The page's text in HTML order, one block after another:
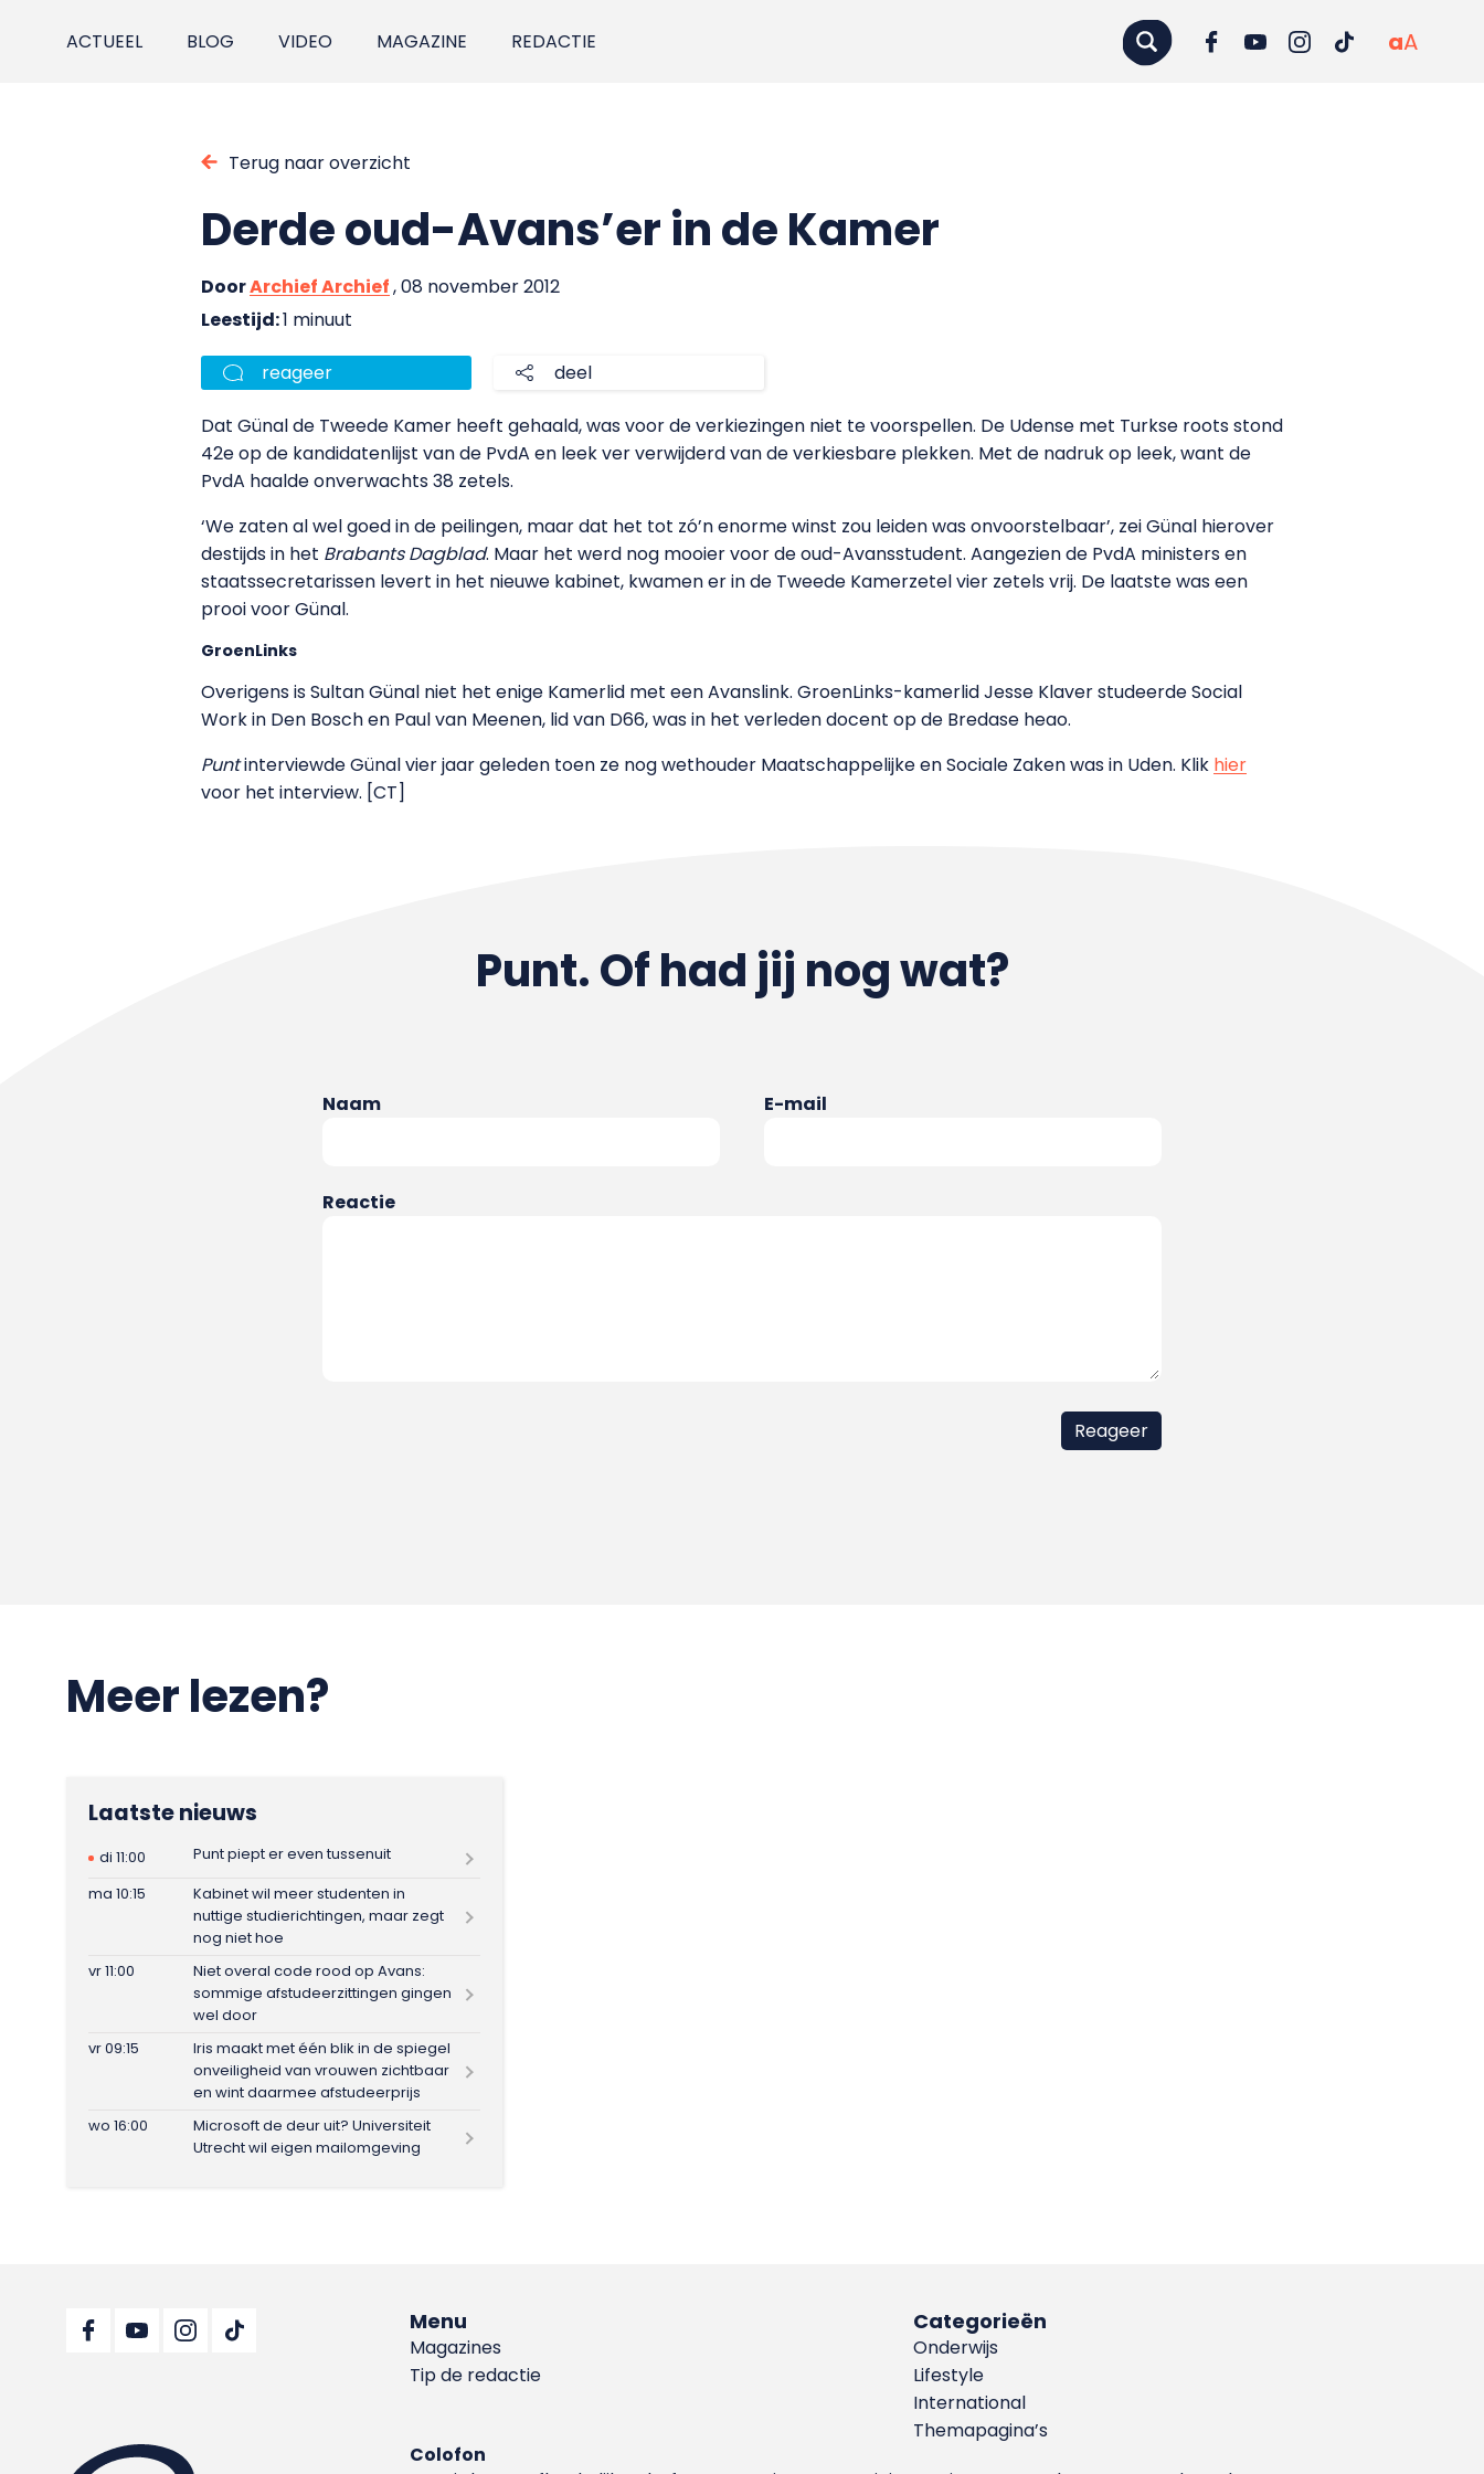
ACTUEEL BLOG VIDEO MAGAZINE REDACTIE aA
Terug naar overzicht
Derde oud-Avans’er in de Kamer
DoorArchief Archief, 08 november 2012
Leestijd:1 minuut
reageer deel
Dat Günal de Tweede Kamer heeft gehaald, was voor de verkiezingen niet te voorspellen. De Udense met Turkse roots stond
42e op de kandidatenlijst van de PvdA en leek ver verwijderd van de verkiesbare plekken. Met de nadruk op leek, want de
PvdA haalde onverwachts 38 zetels.
‘We zaten al wel goed in de peilingen, maar dat het tot zó’n enorme winst zou leiden was onvoorstelbaar’, zei Günal hierover
destijds in het Brabants Dagblad. Maar het werd nog mooier voor de oud-Avansstudent. Aangezien de PvdA ministers en
staatssecretarissen levert in het nieuwe kabinet, kwamen er in de Tweede Kamerzetel vier zetels vrij. De laatste was een
prooi voor Günal.
GroenLinks
Overigens is Sultan Günal niet het enige Kamerlid met een Avanslink. GroenLinks-kamerlid Jesse Klaver studeerde Social
Work in Den Bosch en Paul van Meenen, lid van D66, was in het verleden docent op de Bredase heao.
Puntinterviewde Günal vier jaar geleden toen ze nog wethouder Maatschappelijke en Sociale Zaken was in Uden. Klik hier
voor het interview. [CT]
Punt. Of had jij nog wat?
Naam E-mail
Reactie
Meer lezen?
Laatste nieuws
di 11:00
Punt piept er even tussenuit
ma 10:15
Kabinet wil meer studenten in
nuttige studierichtingen, maar zegt
nog niet hoe
vr 11:00
Niet overal code rood op Avans:
sommige afstudeerzittingen gingen
wel door
vr 09:15
Iris maakt met één blik in de spiegel
onveiligheid van vrouwen zichtbaar
en wint daarmee afstudeerprijs
wo 16:00
Microsoft de deur uit? Universiteit
Utrecht wil eigen mailomgeving
Menu
Magazines
Tip de redactie
Categorieën
Onderwijs
Lifestyle
International
Themapagina’s
Colofon